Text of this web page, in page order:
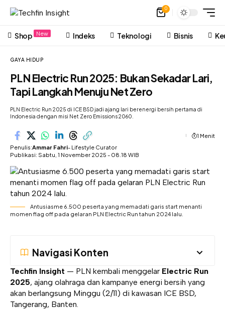
0
Shop New Indeks Teknologi Bisnis
GAYA HIDUP
PLN Electric Run 2025: Bukan Sekadar Lari,
Tapi Langkah Menuju Net Zero
PLN Electric Run 2025 di ICE BSD jadi ajang lari berenergi bersih pertama di
Indonesia dengan misi Net Zero Emissions 2060.
Penulis:Ammar Fahri- Lifestyle Curator
Publikasi: Sabtu, 1 November 2025 - 08.18 WIB
1 Menit
Antusiasme 6.500 peserta yang memadati garis start menanti
momen flag off pada gelaran PLN Electric Run tahun 2024 lalu.
Navigasi Konten
Techfin Insight — PLN kembali menggelar Electric Run
2025, ajang olahraga dan kampanye energi bersih yang
akan berlangsung Minggu (2/11) di kawasan ICE BSD,
Tangerang, Banten.